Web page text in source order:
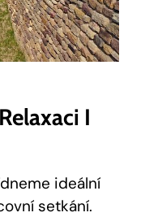
I
ideální
setkání.